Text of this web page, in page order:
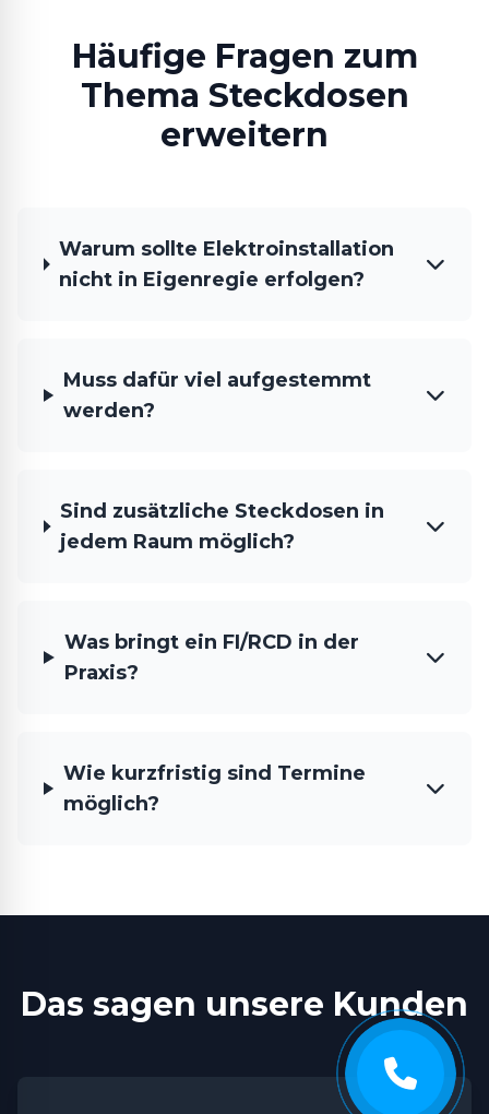
Häufige Fragen zum
Thema Steckdosen
erweitern
Warum sollte Elektroinstallation
nicht in Eigenregie erfolgen?
Muss dafür viel aufgestemmt
werden?
Sind zusätzliche Steckdosen in
jedem Raum möglich?
Was bringt ein FI/RCD in der
Praxis?
Wie kurzfristig sind Termine
möglich?
Das sagen unsere Kunden